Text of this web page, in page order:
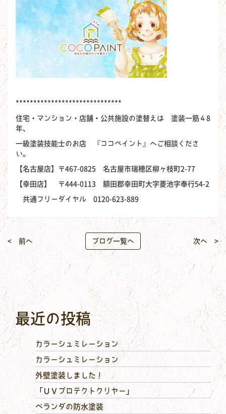
******************************
住宅・マンション・店舗・公共施設の塗替えは 塗装一筋４8
年、
一級塗装技能士のお店 『ココペイント』へご相談くださ
い。
【名古屋店】〒467-0825 名古屋市瑞穂区柳ヶ枝町2-77
【幸田店】 〒444-0113 額田郡幸田町大字菱池字奉行54-2
共通フリーダイヤル 0120-623-889
< 前へ ブログ一覧へ 次へ >
最近の投稿
カラーシュミレーション
カラーシュミレーション
外壁塗装しました！
「ＵＶプロテクトクリヤー」
ベランダの防水塗装